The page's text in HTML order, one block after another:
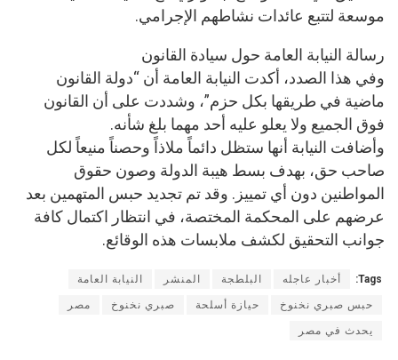
موسعة لتتبع عائدات نشاطهم الإجرامي.
رسالة النيابة العامة حول سيادة القانون
وفي هذا الصدد، أكدت النيابة العامة أن “دولة القانون
ماضية في طريقها بكل حزم”، وشددت على أن القانون
فوق الجميع ولا يعلو عليه أحد مهما بلغ شأنه.
وأضافت النيابة أنها ستظل دائماً ملاذاً وحصناً منيعاً لكل
صاحب حق، بهدف بسط هيبة الدولة وصون حقوق
المواطنين دون أي تمييز. وقد تم تجديد حبس المتهمين بعد
عرضهم على المحكمة المختصة، في انتظار اكتمال كافة
جوانب التحقيق لكشف ملابسات هذه الوقائع.
Tags: أخبار عاجله البلطجة المنشر النيابة العامة
حبس صبري نخنوخ حيازة أسلحة صبري نخنوخ مصر
يحدث في مصر